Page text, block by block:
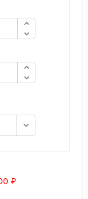
Италия
₽